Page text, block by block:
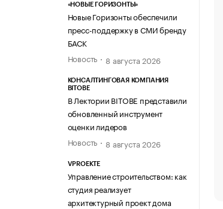
«НОВЫЕ ГОРИЗОНТЫ»
Новые Горизонты обеспечили
пресс-поддержку в СМИ бренду
БАСК
Новость
8 августа 2026
КОНСАЛТИНГОВАЯ КОМПАНИЯ
BITOBE
В Лектории BITOBE представили
обновленный инструмент
оценки лидеров
Новость
8 августа 2026
VPROEKTE
Управление строительством: как
студия реализует
архитектурный проект дома